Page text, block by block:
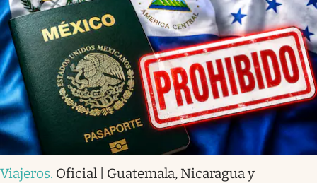
Viajeros. Oficial | Guatemala, Nicaragua y